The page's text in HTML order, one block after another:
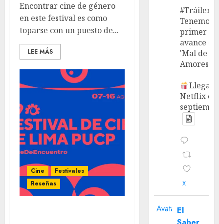
Encontrar cine de género
en este festival es como
toparse con un puesto de...
LEE MÁS
Cine
Festivales
Reseñas
#Tráiler
Tenemos
primer
avance de
'Mal de
Amores'.
Llega a
Netflix en
X
Avatar El